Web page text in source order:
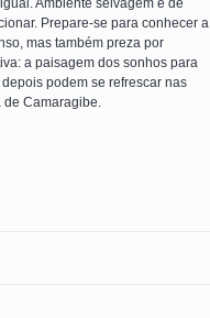
Ambiente selvagem e de
Prepare-se para conhecer a
mas também preza por
a paisagem dos sonhos para
podem se refrescar nas
de Camaragibe.